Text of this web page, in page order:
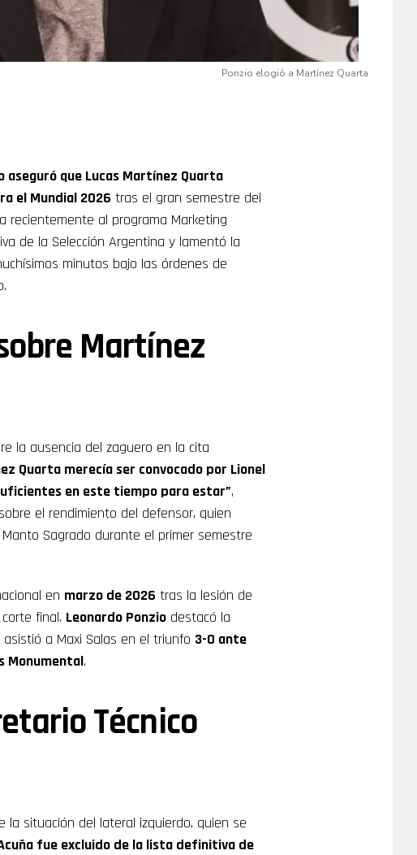
Ponzio elogió a Martínez Quarta
aseguró que Lucas Martínez Quarta
el Mundial 2026 tras el gran semestre del
recientemente al programa Marketing
de la Selección Argentina y lamentó la
minutos bajo las órdenes de
Martínez
la ausencia del zaguero en la cita
Quarta merecía ser convocado por Lionel
en este tiempo para estar”,
el rendimiento del defensor, quien
Sagrado durante el primer semestre
en marzo de 2026 tras la lesión de
final. Leonardo Ponzio destacó la
a Maxi Salas en el triunfo 3-0 ante
Monumental.
Técnico
situación del lateral izquierdo, quien se
fue excluido de la lista definitiva de